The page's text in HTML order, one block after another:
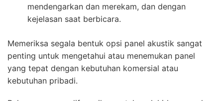
mendengarkan dan merekam, dan dengan
kejelasan saat berbicara.
Memeriksa segala bentuk opsi panel akustik sangat
penting untuk mengetahui atau menemukan panel
yang tepat dengan kebutuhan komersial atau
kebutuhan pribadi.